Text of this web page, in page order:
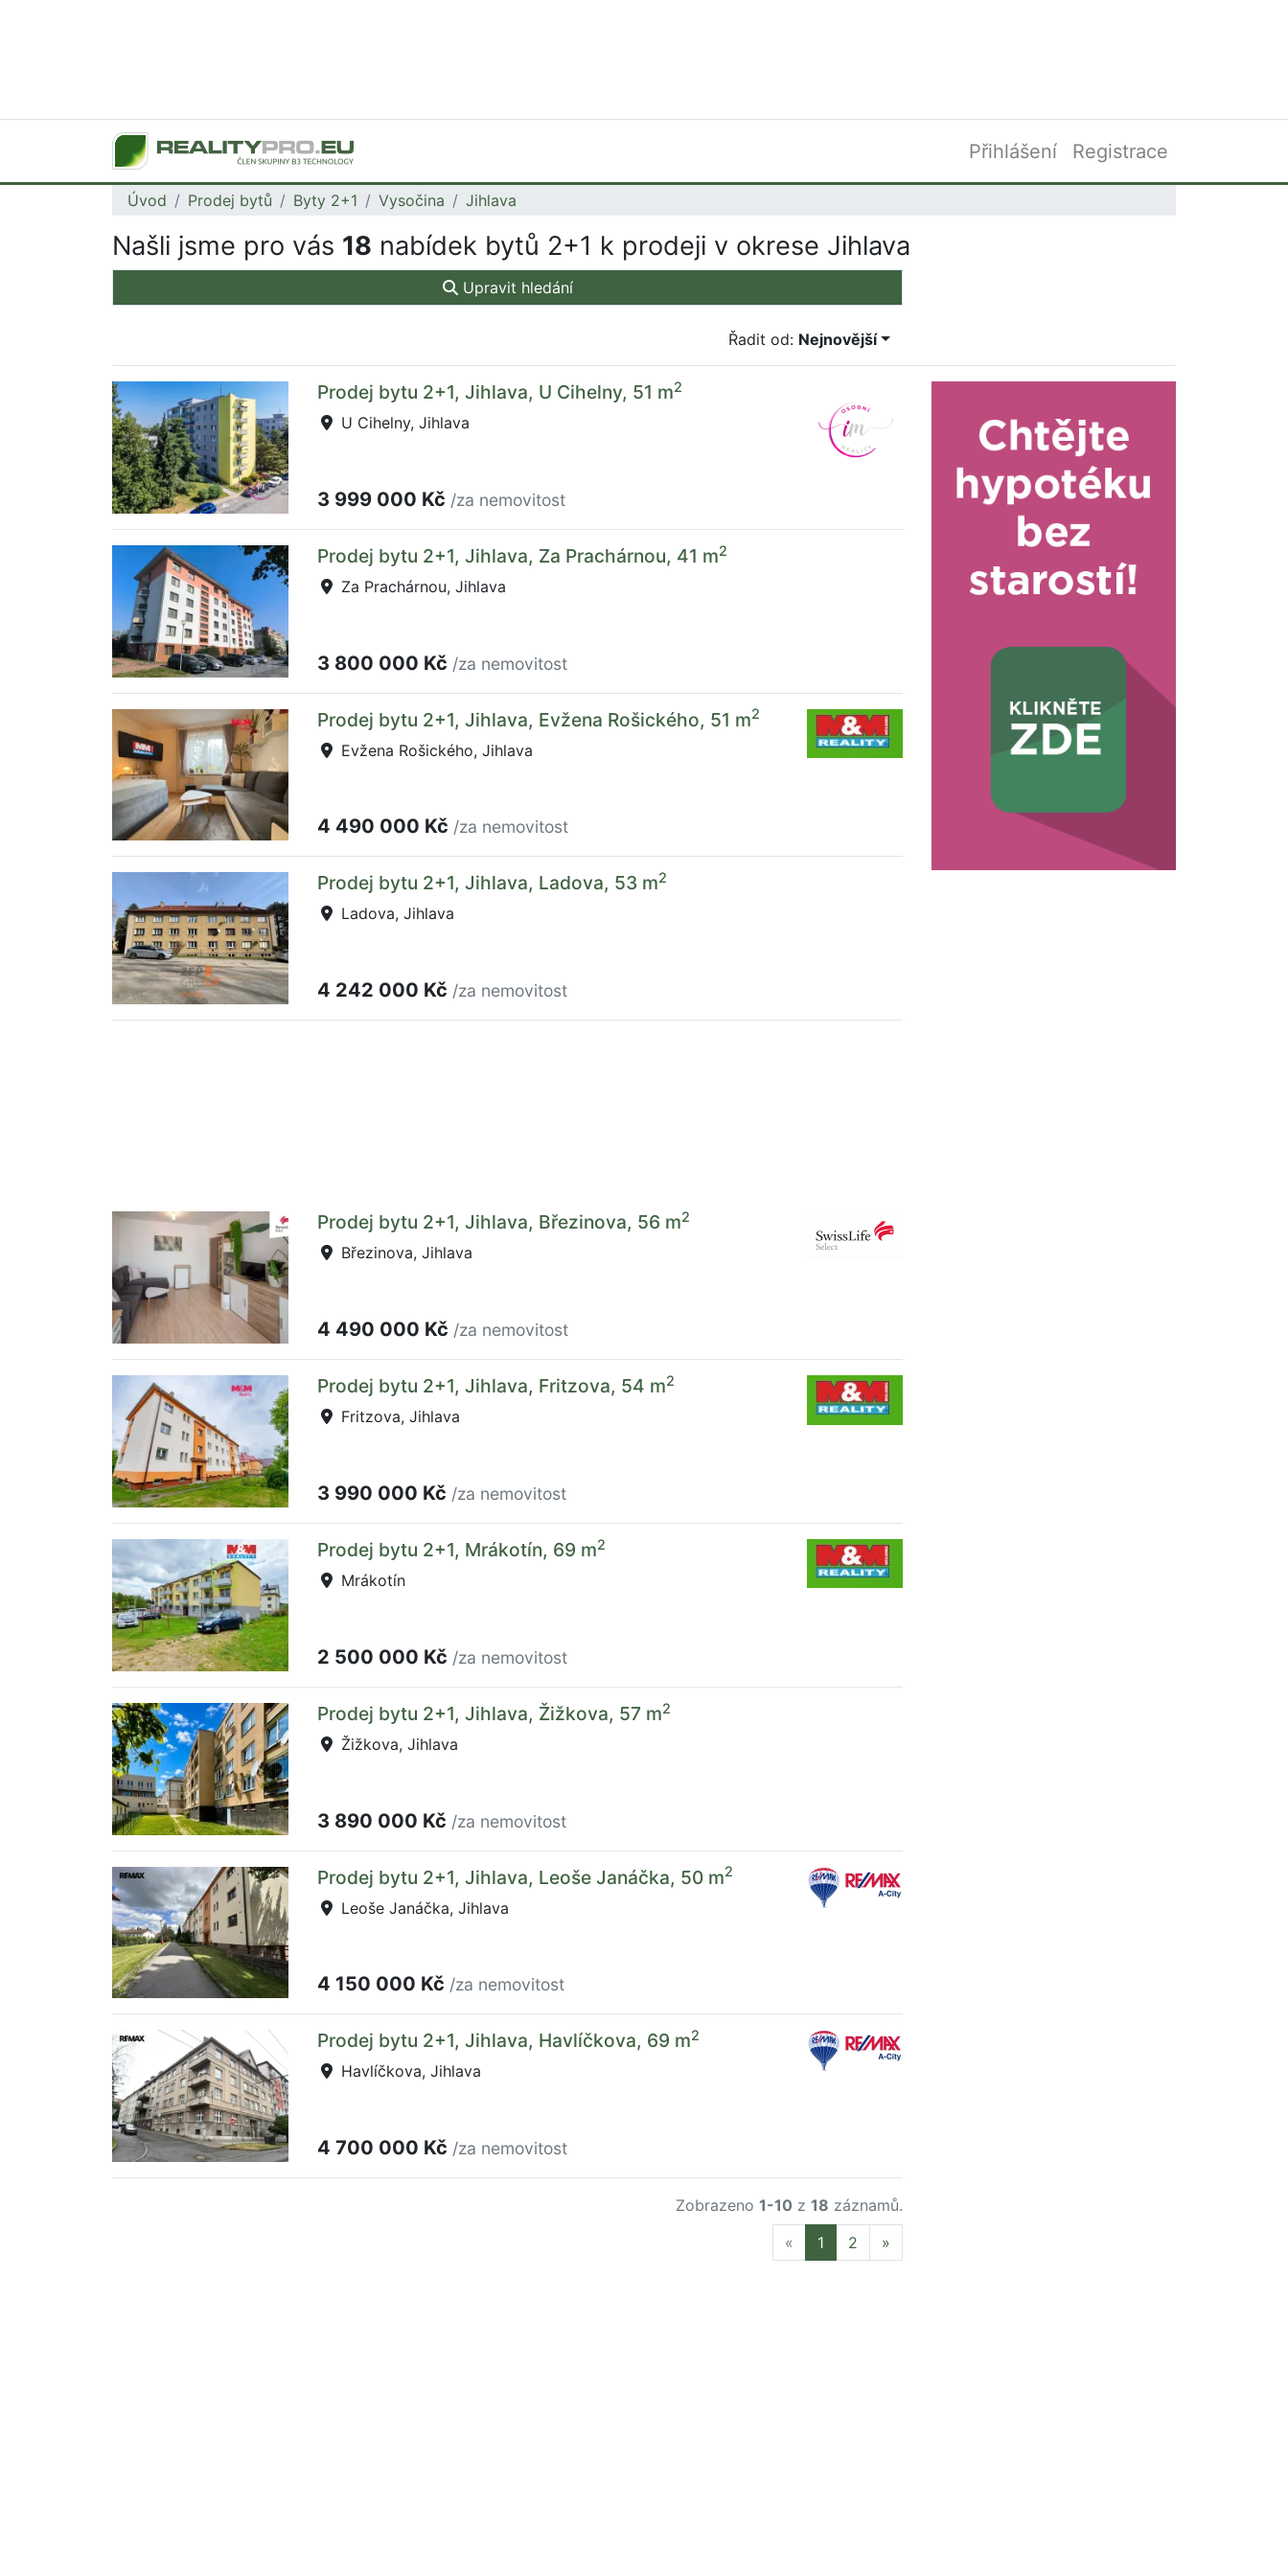
Přihlášení Registrace
Úvod Prodej bytů Byty 2+1 Vysočina Jihlava
Našli jsme pro vás 18 nabídek bytů 2+1 k prodeji v okrese Jihlava
Upravit hledání
Řadit od: Nejnovější
Prodej bytu 2+1, Jihlava, U Cihelny, 51 m2
U Cihelny, Jihlava
3 999 000 Kč /za nemovitost
Prodej bytu 2+1, Jihlava, Za Prachárnou, 41 m2
Za Prachárnou, Jihlava
3 800 000 Kč /za nemovitost
Prodej bytu 2+1, Jihlava, Evžena Rošického, 51 m2
Evžena Rošického, Jihlava
4 490 000 Kč /za nemovitost
Prodej bytu 2+1, Jihlava, Ladova, 53 m2
Ladova, Jihlava
4 242 000 Kč /za nemovitost
Prodej bytu 2+1, Jihlava, Březinova, 56 m2
Březinova, Jihlava
4 490 000 Kč /za nemovitost
Prodej bytu 2+1, Jihlava, Fritzova, 54 m2
Fritzova, Jihlava
3 990 000 Kč /za nemovitost
Prodej bytu 2+1, Mrákotín, 69 m2
Mrákotín
2 500 000 Kč /za nemovitost
Prodej bytu 2+1, Jihlava, Žižkova, 57 m2
Žižkova, Jihlava
3 890 000 Kč /za nemovitost
Prodej bytu 2+1, Jihlava, Leoše Janáčka, 50 m2
Leoše Janáčka, Jihlava
4 150 000 Kč /za nemovitost
Prodej bytu 2+1, Jihlava, Havlíčkova, 69 m2
Havlíčkova, Jihlava
4 700 000 Kč /za nemovitost
Zobrazeno 1-10 z 18 záznamů.
« Previous
1 2 »